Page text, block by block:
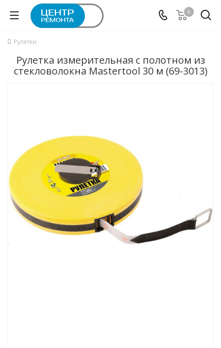
0
Рулетки
Рулетка измерительная с полотном из
стекловолокна Mastertool 30 м (69-3013)